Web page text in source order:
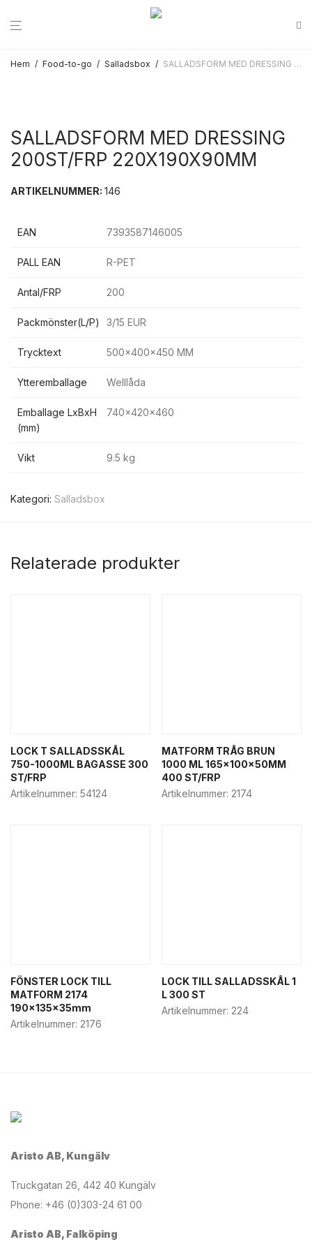
Hem / Food-to-go / Salladsbox / SALLADSFORM MED DRESSING 200ST/FRP 220X190X90MM
SALLADSFORM MED DRESSING
200ST/FRP 220X190X90MM
ARTIKELNUMMER: 146
EAN 7393587146005
PALL EAN R-PET
Antal/FRP 200
Packmönster(L/P) 3/15 EUR
Trycktext 500x400x450 MM
Ytteremballage Welllåda
Emballage LxBxH
(mm)
740x420x460
Vikt 9.5 kg
Kategori: Salladsbox
Relaterade produkter
LOCK T SALLADSSKÅL
750-1000ML BAGASSE 300
ST/FRP
Artikelnummer: 54124
MATFORM TRÅG BRUN
1000 ML 165x100x50MM
400 ST/FRP
Artikelnummer: 2174
FÖNSTER LOCK TILL
MATFORM 2174
190x135x35mm
Artikelnummer: 2176
LOCK TILL SALLADSSKÅL 1
L 300 ST
Artikelnummer: 224
Aristo AB, Kungälv
Truckgatan 26, 442 40 Kungälv
Phone: +46 (0)303-24 61 00
Aristo AB, Falköping